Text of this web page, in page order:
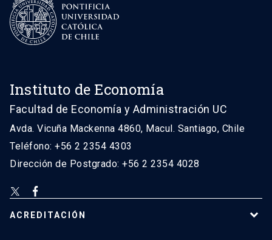
Instituto de Economía
Facultad de Economía y Administración UC
Avda. Vicuña Mackenna 4860, Macul. Santiago, Chile
Teléfono: +56 2 2354 4303
Dirección de Postgrado: +56 2 2354 4028
ACREDITACIÓN